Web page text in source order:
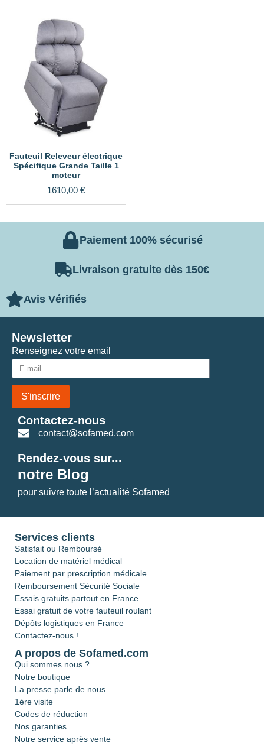
Fauteuil Releveur électrique
Spécifique Grande Taille 1
moteur
1610,00 €
Paiement 100% sécurisé
Livraison gratuite dès 150€
Avis Vérifiés
Renseignez votre email
S'inscrire
Newsletter
Contactez-nous
contact@sofamed.com
Rendez-vous sur...
notre Blog
pour suivre toute l’actualité Sofamed
Services clients
Satisfait ou Remboursé
Location de matériel médical
Paiement par prescription médicale
Remboursement Sécurité Sociale
Essais gratuits partout en France
Essai gratuit de votre fauteuil roulant
Dépôts logistiques en France
Contactez-nous !
A propos de Sofamed.com
Qui sommes nous ?
Notre boutique
La presse parle de nous
1ère visite
Codes de réduction
Nos garanties
Notre service après vente